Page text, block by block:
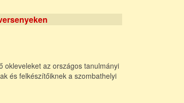
okleveleket az országos tanulmányi
és felkészítőiknek a szombathelyi